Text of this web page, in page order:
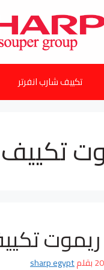
تكييف شارب انفرتر
بقلمsharp egypt